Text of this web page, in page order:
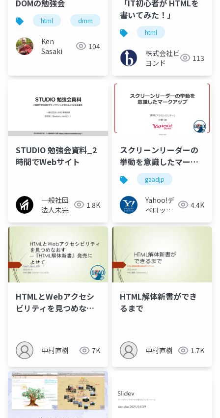
DOMの勉強会
html dmm dom
Ken
Sasaki
104
「IT初心者が HTMLを
書いてみた！」
html
株式会社ビ
ヨンド
113
STUDIO 勉強会資料_2
時間でWebサイト
一般社団
法人未完
1.8K
スクリーンリーダーの
挙動を意識したマーク
アップ gaadjp
Yahoo!デ
ベロッパ
4.4K
HTMLとWebアクセシ
ビリティを見つめなお
中村直樹 7K
HTML解体新書ができ
るまで
中村直樹 1.7K